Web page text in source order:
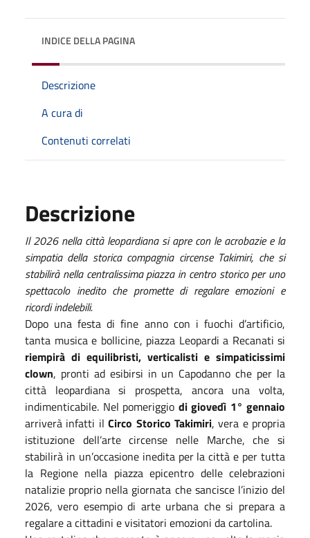
INDICE DELLA PAGINA
Descrizione
A cura di
Contenuti correlati
Descrizione
Il 2026 nella città leopardiana si apre con le acrobazie e la
simpatia della storica compagnia circense Takimiri, che si
stabilirà nella centralissima piazza in centro storico per uno
spettacolo inedito che promette di regalare emozioni e
ricordi indelebili.
Dopo una festa di fine anno con i fuochi d’artificio,
tanta musica e bollicine, piazza Leopardi a Recanati si
riempirà di equilibristi, verticalisti e simpaticissimi
clown, pronti ad esibirsi in un Capodanno che per la
città leopardiana si prospetta, ancora una volta,
indimenticabile. Nel pomeriggio di giovedì 1° gennaio
arriverà infatti ilCirco Storico Takimiri, vera e propria
istituzione dell’arte circense nelle Marche, che si
stabilirà in un’occasione inedita per la città e per tutta
la Regione nella piazza epicentro delle celebrazioni
natalizie proprio nella giornata che sancisce l’inizio del
2026, vero esempio di arte urbana che si prepara a
regalare a cittadini e visitatori emozioni da cartolina.